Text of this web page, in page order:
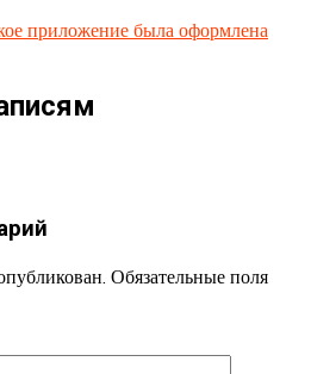
приложение была оформлена
Обязательные поля